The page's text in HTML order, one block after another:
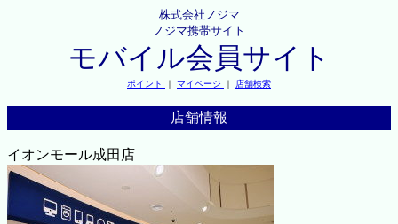
株式会社ノジマ
ノジマ携帯サイト
モバイル会員サイト
ポイント ｜ マイページ ｜ 店舗検索
店舗情報
イオンモール成田店